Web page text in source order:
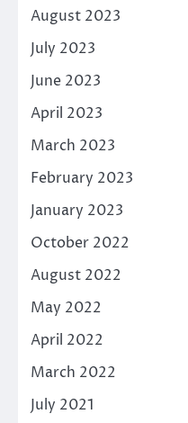
August 2023
July 2023
June 2023
April 2023
March 2023
February 2023
January 2023
October 2022
August 2022
May 2022
April 2022
March 2022
July 2021